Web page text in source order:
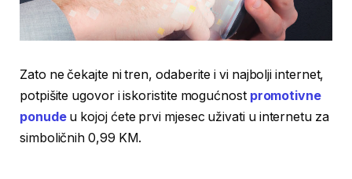
Zato ne čekajte ni tren, odaberite i vi najbolji internet,
potpišite ugovor i iskoristite mogućnost promotivne
ponudeu kojoj ćete prvi mjesec uživati u internetu za
simboličnih 0,99 KM.